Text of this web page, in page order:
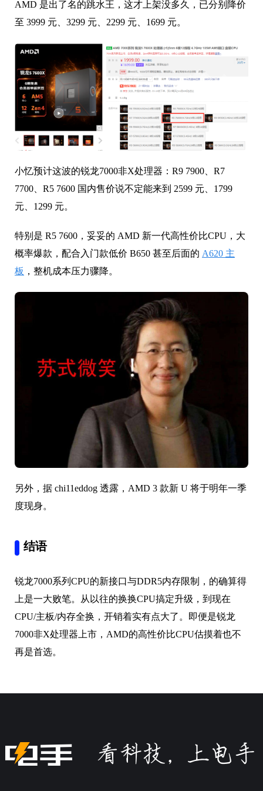
AMD 是出了名的跳水王，这才上架没多久，已分别降价
至 3999 元、3299 元、2299 元、1699 元。
小忆预计这波的锐龙7000非X处理器：R9 7900、R7
7700、R5 7600 国内售价说不定能来到 2599 元、1799
元、1299 元。
特别是 R5 7600，妥妥的 AMD 新一代高性价比CPU，大
概率爆款，配合入门款低价 B650 甚至后面的 A620 主
板 ，整机成本压力骤降。
另外，据 chi11eddog 透露，AMD 3 款新 U 将于明年一季
度现身。
结语
锐龙7000系列CPU的新接口与DDR5内存限制，的确算得
上是一大败笔。从以往的换换CPU搞定升级，到现在
CPU/主板/内存全换，开销着实有点大了。即便是锐龙
7000非X处理器上市，AMD的高性价比CPU估摸着也不
再是首选。